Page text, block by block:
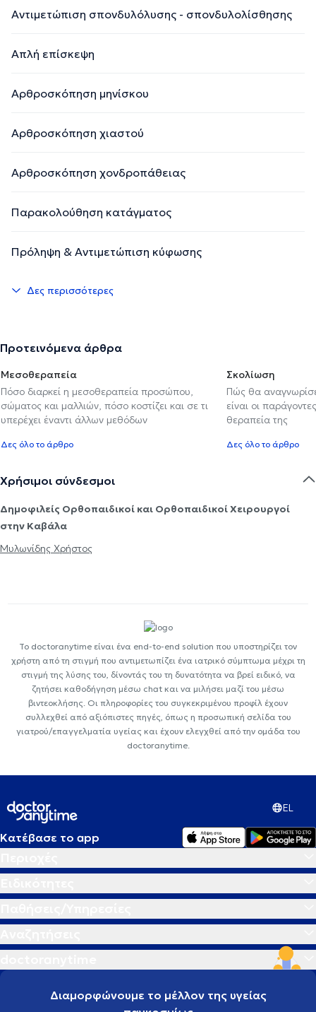
Αντιμετώπιση σπονδυλόλυσης - σπονδυλολίσθησης
Απλή επίσκεψη
Αρθροσκόπηση μηνίσκου
Αρθροσκόπηση χιαστού
Αρθροσκόπηση χονδροπάθειας
Παρακολούθηση κατάγματος
Πρόληψη & Αντιμετώπιση κύφωσης
Δες περισσότερες
Προτεινόμενα άρθρα
Μεσοθεραπεία
Πόσο διαρκεί η μεσοθεραπεία προσώπου,
σώματος και μαλλιών, πόσο κοστίζει και σε τι
υπερέχει έναντι άλλων μεθόδων
Δες όλο το άρθρο
Σκολίωση
Πώς θα
είναι οι
θεραπεία της
Δες όλο το άρθρο
Χρήσιμοι σύνδεσμοι
Δημοφιλείς Ορθοπαιδικοί και Ορθοπαιδικοί Χειρουργοί
στην Καβάλα
Μυλωνίδης Χρήστος
Το doctoranytime είναι ένα end-to-end solution που υποστηρίζει τον
χρήστη από τη στιγμή που αντιμετωπίζει ένα ιατρικό σύμπτωμα μέχρι τη
στιγμή της λύσης του, δίνοντάς του τη δυνατότητα να βρεί ειδικό, να
ζητήσει καθοδήγηση μέσω chat και να μιλήσει μαζί του μέσω
βιντεοκλήσης. Οι πληροφορίες του συγκεκριμένου προφίλ έχουν
συλλεχθεί από αξιόπιστες πηγές, όπως η προσωπική σελίδα του
γιατρού/επαγγελματία υγείας και έχουν ελεγχθεί από την ομάδα του
doctoranytime.
EL
Κατέβασε το app
Διαμορφώνουμε το μέλλον της υγείας